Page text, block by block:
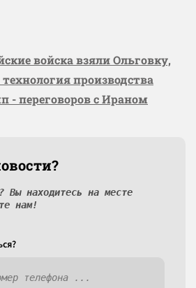
войска взяли Ольговку,
производства
- переговоров с Ираном
Вы находитесь на месте
нам!